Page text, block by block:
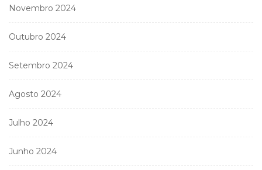
Novembro 2024
Outubro 2024
Setembro 2024
Agosto 2024
Julho 2024
Junho 2024